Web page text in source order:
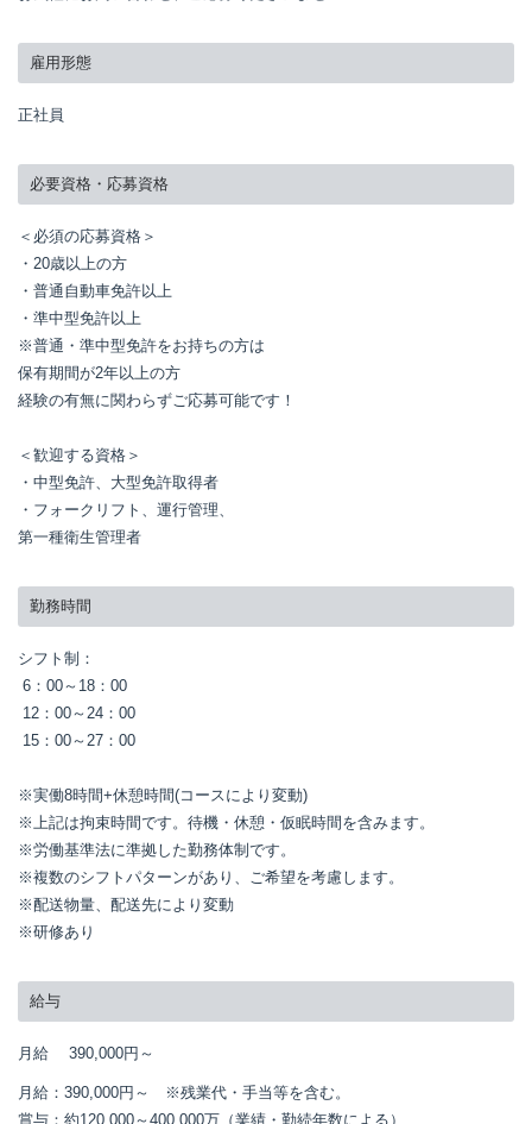
雇用形態
正社員
必要資格・応募資格
＜必須の応募資格＞
・20歳以上の方
・普通自動車免許以上
・準中型免許以上
※普通・準中型免許をお持ちの方は
保有期間が2年以上の方
経験の有無に関わらずご応募可能です！
＜歓迎する資格＞
・中型免許、大型免許取得者
・フォークリフト、運行管理、
第一種衛生管理者
勤務時間
シフト制：
※実働8時間+休憩時間(コースにより変動)
※上記は拘束時間です。待機・休憩・仮眠時間を含みます。
※労働基準法に準拠した勤務体制です。
※複数のシフトパターンがあり、ご希望を考慮します。
※配送物量、配送先により変動
※研修あり
給与
月給 390,000円～
月給：390,000円～　※残業代・手当等を含む。
賞与：約120,000～400,000万（業績・勤続年数による）